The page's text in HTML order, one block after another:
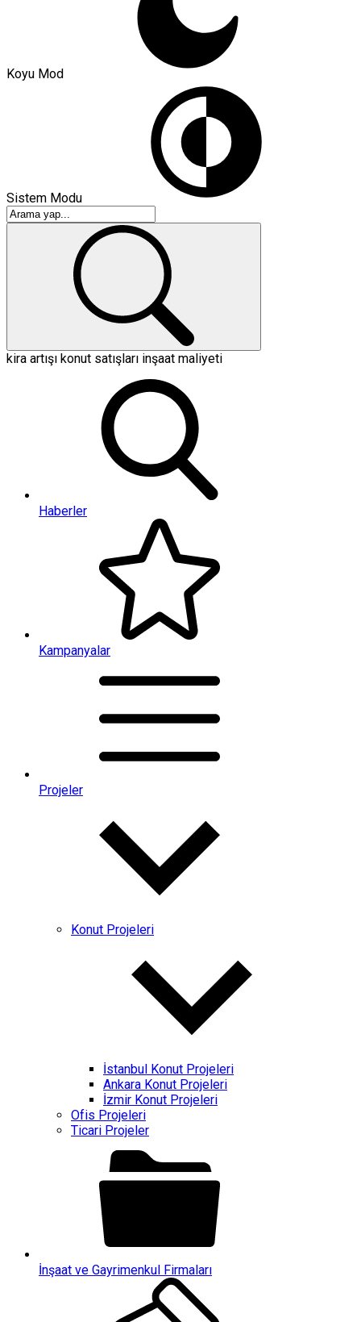
Koyu Mod
Sistem Modu
kira artışı konut satışları inşaat maliyeti
Haberler
Kampanyalar
Projeler
Konut Projeleri
İstanbul Konut Projeleri
Ankara Konut Projeleri
İzmir Konut Projeleri
Ofis Projeleri
Ticari Projeler
İnşaat ve Gayrimenkul Firmaları